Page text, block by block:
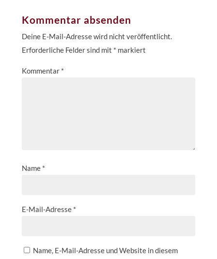
Kommentar absenden
Deine E-Mail-Adresse wird nicht veröffentlicht.
Erforderliche Felder sind mit * markiert
Kommentar *
Name *
E-Mail-Adresse *
Name, E-Mail-Adresse und Website in diesem